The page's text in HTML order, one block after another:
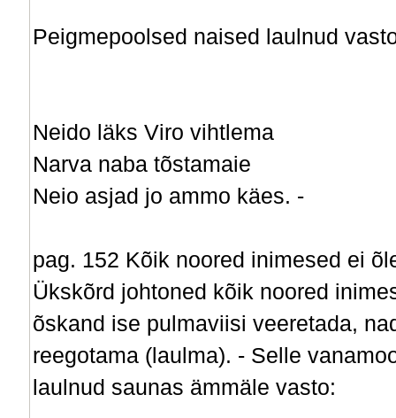
Peigmepoolsed naised laulnud
Neido läks Viro vihtlema
Narva naba tõstamaie
Neio asjad jo ammo käes. -
pag. 152 Kõik noored inimesed ei
Ükskõrd johtoned kõik noored
õskand ise pulmaviisi veeretada,
reegotama (laulma). - Selle
laulnud saunas ämmäle vasto: